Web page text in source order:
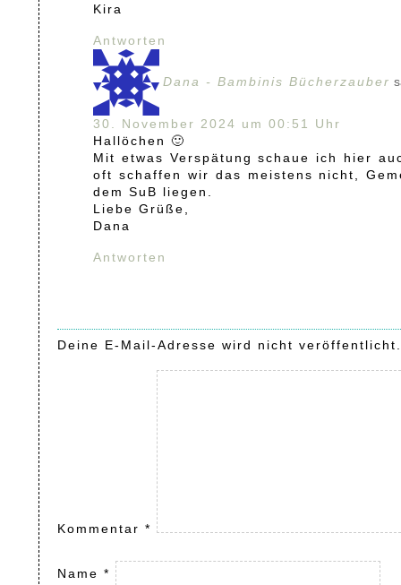
Kira
Antworten
Dana - Bambinis Bücherzauber
30. November 2024 um 00:51 Uhr
Hallöchen 🙂
Mit etwas Verspätung schaue ich hier
oft schaffen wir das meistens nicht,
dem SuB liegen.
Liebe Grüße,
Dana
Antworten
Deine E-Mail-Adresse wird nicht veröffentlicht.
Kommentar *
Name *